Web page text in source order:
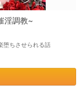
淫調教~
堕ちさせられる話